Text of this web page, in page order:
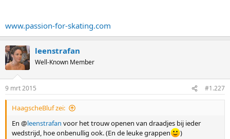
www.passion-for-skating.com
leenstrafan
Well-Known Member
9 mrt 2015 #1.227
HaagscheBluf zei:
En @leenstrafan voor het trouw openen van draadjes bij ieder
wedstrijd, hoe onbenullig ook. (En de leuke grappen
)